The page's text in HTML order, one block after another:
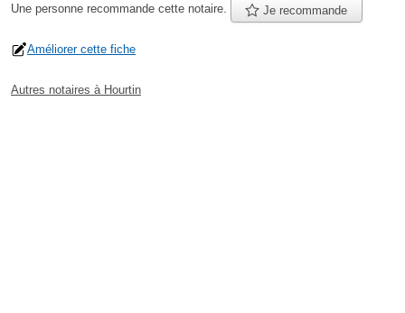
Une personne recommande cette notaire. Je recommande
Améliorer cette fiche
Autres notaires à Hourtin